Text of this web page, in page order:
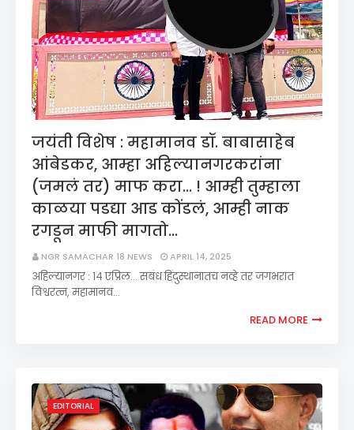
जयंती विशेष : महामानव डॉ. बाबासाहेब
आंबेडकर, आम्हा अहिल्यानगरकरांना
(जमलं तर) माफ करा... ! आम्ही तुम्हाला
काळया पडद्या आड कोंडलं, आम्ही नाक
रगडून माफी मागतो...
NGR SAMACHAR 18 NEWS APRIL 14, 2025
अहिल्यानगर : १४ एप्रिल... सबंध हिंदुस्थानातच नव्हे तर जगभरात
विश्वरत्न, महामानव…
READ MORE
EDITORIAL